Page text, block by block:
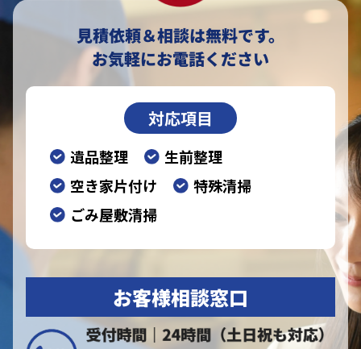
見積依頼＆相談は無料です。
お気軽にお電話ください
対応項目
遺品整理
生前整理
空き家片付け
特殊清掃
ごみ屋敷清掃
お客様相談窓口